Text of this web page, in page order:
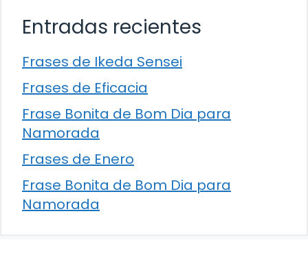
Entradas recientes
Frases de Ikeda Sensei
Frases de Eficacia
Frase Bonita de Bom Dia para
Namorada
Frases de Enero
Frase Bonita de Bom Dia para
Namorada